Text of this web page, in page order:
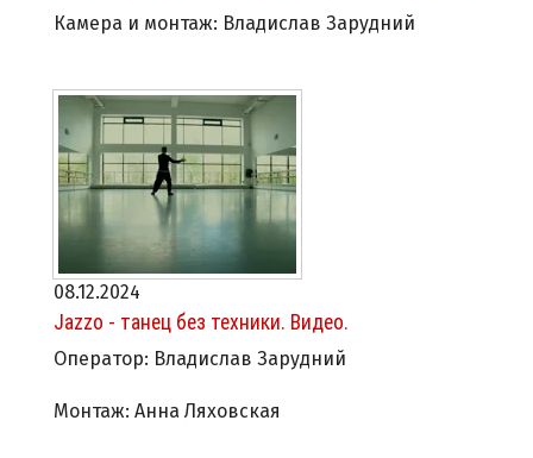
Камера и монтаж: Владислав Зарудний
08.12.2024
Jazzo - танец без техники. Видео.
Оператор: Владислав Зарудний
Монтаж: Анна Ляховская